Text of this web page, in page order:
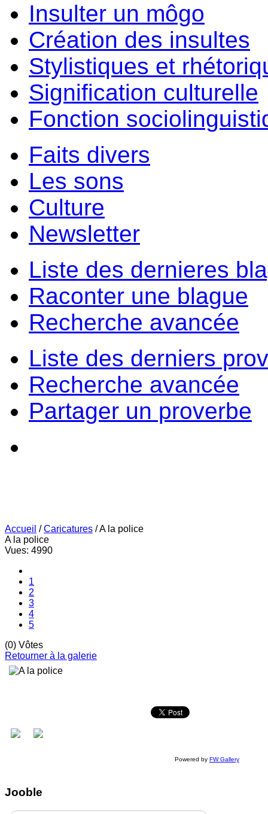
Insulter un môgo
Création des insultes
Stylistiques et
Signification culturelle
Fonction
Faits divers
Les sons
Culture
Newsletter
Liste des dernieres
Raconter une blague
Recherche avancée
Liste des derniers
Recherche avancée
Partager un proverbe
Accueil /Caricatures /A la police
A la police
Vues: 4990
1
2
3
4
5
(0) Vôtes
Retourner à la galerie
Powered by FW Gallery
Jooble